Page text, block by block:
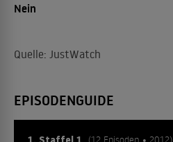
Nein
Quelle: JustWatch
EPISODENGUIDE
(12 Episoden • 2012)